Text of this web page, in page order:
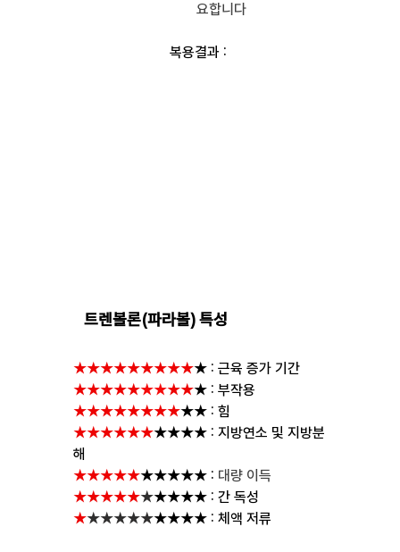
요합니다
복용결과 :
   트렌볼론(파라볼) 특성
★★★★★★★★★★ : 근육 증가 기간
★★★★★★★★★★ : 부작용
★★★★★★★★★★ : 힘
★★★★★★★★★★ : 지방연소 및 지방분
해
★★★★★★★★★★ : 대량 이득
★★★★★★★★★★ : 간 독성
★★★★★★★★★★ : 체액 저류